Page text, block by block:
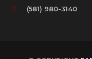
(581) 980-3140